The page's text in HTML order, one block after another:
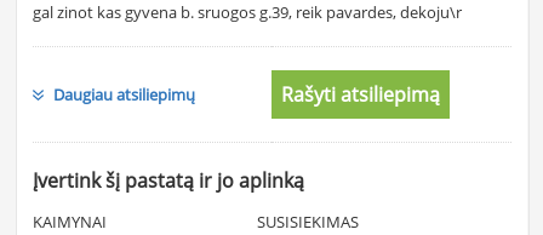
gal zinot kas gyvena b. sruogos g.39, reik pavardes, dekoju\r
Daugiau atsiliepimų Rašyti atsiliepimą
Įvertink šį pastatą ir jo aplinką
KAIMYNAI
SUSISIEKIMAS